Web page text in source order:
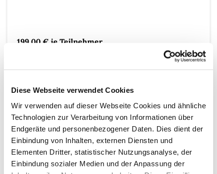
Diese Webseite verwendet Cookies
Wir verwenden auf dieser Webseite Cookies und ähnliche
Technologien zur Verarbeitung von Informationen über
Endgeräte und personenbezogener Daten. Dies dient der
Einbindung von Inhalten, externen Diensten und
Elementen Dritter, statistischer Nutzungsanalyse, der
Einbindung sozialer Medien und der Anpassung der
199,00 € je Teilnehmer